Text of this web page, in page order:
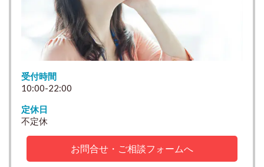
受付時間
10:00-22:00
定休日
不定休
お問合せ・ご相談フォームへ